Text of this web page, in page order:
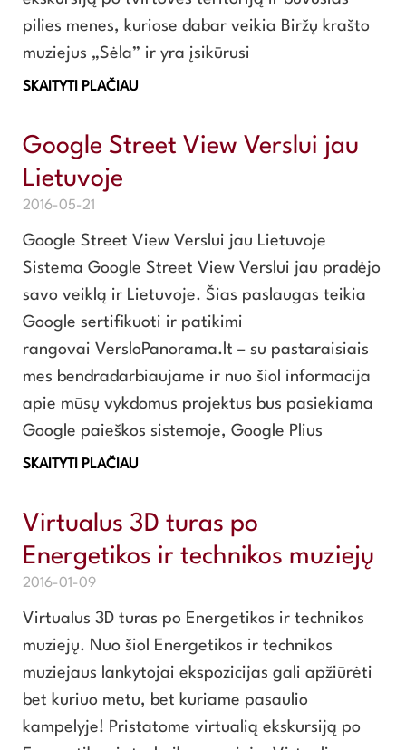
pilies menes, kuriose dabar veikia Biržų krašto
muziejus „Sėla” ir yra įsikūrusi
SKAITYTI PLAČIAU
Google Street View Verslui jau
Lietuvoje
2016-05-21
Google Street View Verslui jau Lietuvoje
Sistema Google Street View Verslui jau pradėjo
savo veiklą ir Lietuvoje. Šias paslaugas teikia
Google sertifikuoti ir patikimi
rangovai VersloPanorama.lt – su pastaraisiais
mes bendradarbiaujame ir nuo šiol informacija
apie mūsų vykdomus projektus bus pasiekiama
Google paieškos sistemoje, Google Plius
SKAITYTI PLAČIAU
Virtualus 3D turas po
Energetikos ir technikos muziejų
2016-01-09
Virtualus 3D turas po Energetikos ir technikos
muziejų. Nuo šiol Energetikos ir technikos
muziejaus lankytojai ekspozicijas gali apžiūrėti
bet kuriuo metu, bet kuriame pasaulio
kampelyje! Pristatome virtualią ekskursiją po